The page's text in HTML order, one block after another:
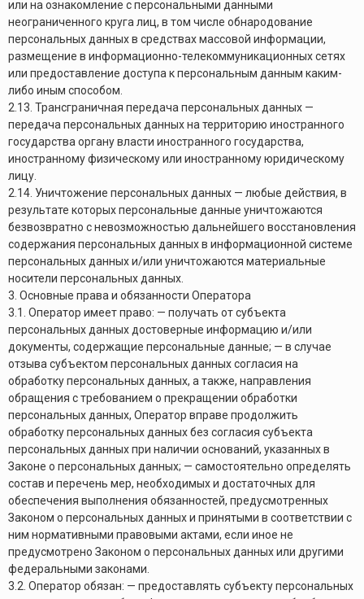
или на ознакомление с персональными данными
неограниченного круга лиц, в том числе обнародование
персональных данных в средствах массовой информации,
размещение в информационно-телекоммуникационных сетях
или предоставление доступа к персональным данным каким-
либо иным способом.
2.13. Трансграничная передача персональных данных —
передача персональных данных на территорию иностранного
государства органу власти иностранного государства,
иностранному физическому или иностранному юридическому
лицу.
2.14. Уничтожение персональных данных — любые действия, в
результате которых персональные данные уничтожаются
безвозвратно с невозможностью дальнейшего восстановления
содержания персональных данных в информационной системе
персональных данных и/или уничтожаются материальные
носители персональных данных.
3. Основные права и обязанности Оператора
3.1. Оператор имеет право: — получать от субъекта
персональных данных достоверные информацию и/или
документы, содержащие персональные данные; — в случае
отзыва субъектом персональных данных согласия на
обработку персональных данных, а также, направления
обращения с требованием о прекращении обработки
персональных данных, Оператор вправе продолжить
обработку персональных данных без согласия субъекта
персональных данных при наличии оснований, указанных в
Законе о персональных данных; — самостоятельно определять
состав и перечень мер, необходимых и достаточных для
обеспечения выполнения обязанностей, предусмотренных
Законом о персональных данных и принятыми в соответствии с
ним нормативными правовыми актами, если иное не
предусмотрено Законом о персональных данных или другими
федеральными законами.
3.2. Оператор обязан: — предоставлять субъекту персональных